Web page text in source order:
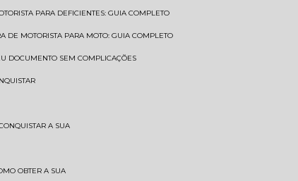
PARA DEFICIENTES: GUIA COMPLETO
DE MOTORISTA PARA MOTO: GUIA COMPLETO
DOCUMENTO SEM COMPLICAÇÕES
A SUA
OBTER A SUA